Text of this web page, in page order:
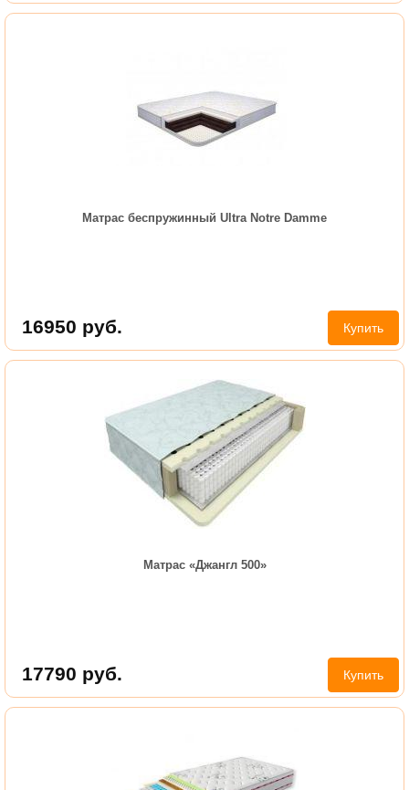
Матрас беспружинный Ultra Notre Damme
16950 руб. Купить
Матрас «Джангл 500»
17790 руб. Купить